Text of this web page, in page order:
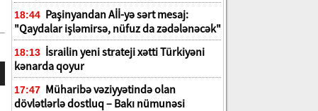
18:44 Paşinyandan Aİİ-yə sərt mesaj:
"Qaydalar işləmirsə, nüfuz da zədələnəcək"
18:13 İsrailin yeni strateji xətti Türkiyəni
kənarda qoyur
17:47 Müharibə vəziyyətində olan
dövlətlərlə dostluq – Bakı nümunəsi